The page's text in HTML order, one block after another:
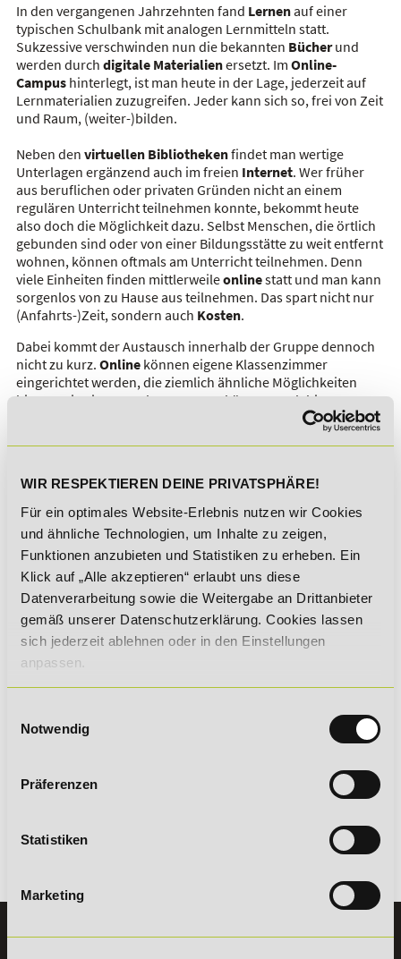
WIR RESPEKTIEREN DEINE PRIVATSPHÄRE!
Für ein optimales Website-Erlebnis nutzen wir Cookies
und ähnliche Technologien, um Inhalte zu zeigen,
Funktionen anzubieten und Statistiken zu erheben. Ein
Klick auf „Alle akzeptieren“ erlaubt uns diese
Datenverarbeitung sowie die Weitergabe an Drittanbieter
gemäß unserer Datenschutzerklärung. Cookies lassen
sich jederzeit ablehnen oder in den Einstellungen
anpassen.
Notwendig
Präferenzen
Statistiken
Marketing
In den vergangenen Jahrzehnten fand Lernenauf einer
typischen Schulbank mit analogen Lernmitteln statt.
Sukzessive verschwinden nun die bekannten Bücherund
werden durch digitale Materialienersetzt. Im Online-
Campushinterlegt, ist man heute in der Lage, jederzeit auf
Lernmaterialien zuzugreifen. Jeder kann sich so, frei von Zeit
und Raum, (weiter-)bilden.
Neben den virtuellen Bibliothekenfindet man wertige
Unterlagen ergänzend auch im freien Internet. Wer früher
aus beruflichen oder privaten Gründen nicht an einem
regulären Unterricht teilnehmen konnte, bekommt heute
also doch die Möglichkeit dazu. Selbst Menschen, die örtlich
gebunden sind oder von einer Bildungsstätte zu weit entfernt
wohnen, können oftmals am Unterricht teilnehmen. Denn
viele Einheiten finden mittlerweileonlinestatt und man kann
sorgenlos von zu Hause aus teilnehmen. Das spart nicht nur
(Anfahrts-)Zeit, sondern auch Kosten.
Dabei kommt der Austausch innerhalb der Gruppe dennoch
nicht zu kurz. Onlinekönnen eigene Klassenzimmer
eingerichtet werden, die ziemlich ähnliche Möglichkeiten
bieten, wie ein normaler Raum. So können auch hier
Gruppenarbeiten gemacht, untereinander diskutiert oder
ZUSAMMENFASSUNG
Die Entwicklung der digitalen Welt bringt für den Bereich
Lernenvielerlei Vorteile: Ein (fast) barrierefreier Zugang zu
Lernmitteln sowie Unterricht und diesorts- und auch
zeitunabhängig . So bekommen viele Menschen die
Möglichkeit derAus- und Weiterbildung, welche zuvor
möglicherweise keinen Zugang fanden.
AUTOR DES MAGAZINBEITRAGES
M.A. Prävention und
B.A. Fitnessökonomie
11. November 2019
KONTAKT